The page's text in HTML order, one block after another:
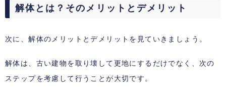
解体とは？そのメリットとデメリット
次に、解体のメリットとデメリットを見ていきましょう。
解体は、古い建物を取り壊して更地にするだけでなく、次の
ステップを考慮して行うことが大切です。